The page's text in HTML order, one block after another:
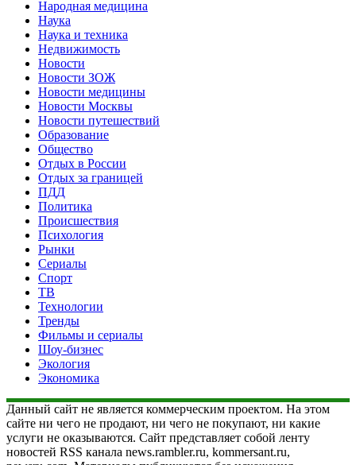
Народная медицина
Наука
Наука и техника
Недвижимость
Новости
Новости ЗОЖ
Новости медицины
Новости Москвы
Новости путешествий
Образование
Общество
Отдых в России
Отдых за границей
ПДД
Политика
Происшествия
Психология
Рынки
Сериалы
Спорт
ТВ
Технологии
Тренды
Фильмы и сериалы
Шоу-бизнес
Экология
Экономика
Данный сайт не является коммерческим проектом. На этом
сайте ни чего не продают, ни чего не покупают, ни какие
услуги не оказываются. Сайт представляет собой ленту
новостей RSS канала news.rambler.ru, kommersant.ru,